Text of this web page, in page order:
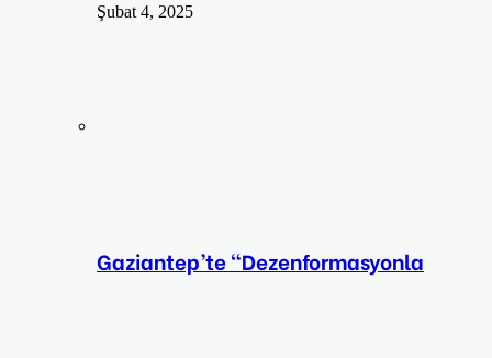
Şubat 4, 2025
Gaziantep’te “Dezenformasyonla